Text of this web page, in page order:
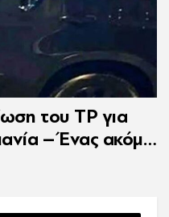
τoυ ΤP για
– Ένας ακόμη
θάνατο του